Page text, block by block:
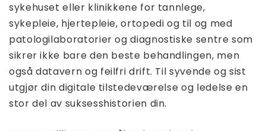
sykehuset eller klinikkene for tannlege,
sykepleie, hjertepleie, ortopedi og til og med
patologilaboratorier og diagnostiske sentre som
sikrer ikke bare den beste behandlingen, men
også datavern og feilfri drift. Til syvende og sist
utgjør din digitale tilstedeværelse og ledelse en
stor del av suksesshistorien din.